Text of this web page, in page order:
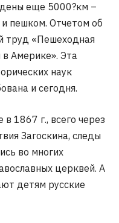
еще 5000?км –
и пешком. Отчетом об
труд «Пешеходная
в Америке». Эта
наук
и сегодня.
1867 г., всего через
Загоскина, следы
во многих
церквей. А
детям русские